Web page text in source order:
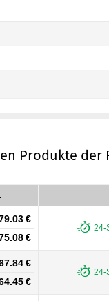
Produkte der
€
€
24-
€
€
24-